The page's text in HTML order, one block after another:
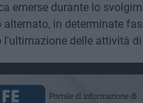
emerse durante lo
alternato, in determinate
l'ultimazione delle attività